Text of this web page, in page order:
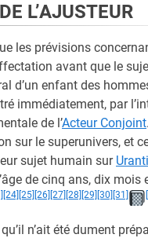
L’AJUSTEUR
les prévisions
avant que le
d’un enfant des
immédiatement, par
de l’Acteur Conjoint
sur le superunivers, et
sujet humain sur
de cinq ans, dix mois
[24] [25] [26] [27] [28] [29] [30] [31]
n’ait été dument